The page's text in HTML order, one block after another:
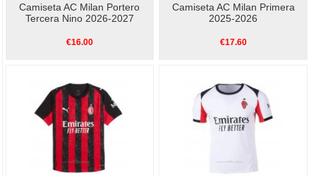
Camiseta AC Milan Portero
Tercera Nino 2026-2027
€16.00
Camiseta AC Milan Primera
2025-2026
€17.60